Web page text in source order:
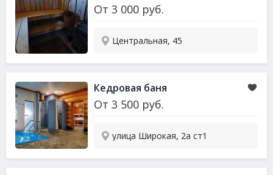
От3 000 руб.
Центральная, 45
Кедровая баня
От3 500 руб.
улица Широкая, 2а ст1